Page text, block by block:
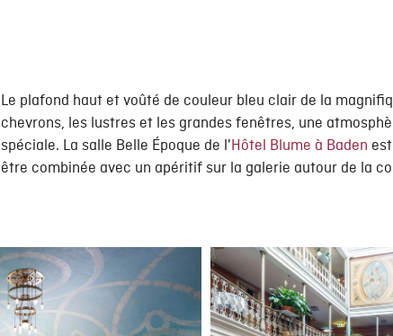
Le plafond haut et voûté de couleur bleu clair de la
chevrons, les lustres et les grandes fenêtres, une
spéciale. La salle Belle Époque de l'Hôtel Blume à Baden
être combinée avec un apéritif sur la galerie autour de la